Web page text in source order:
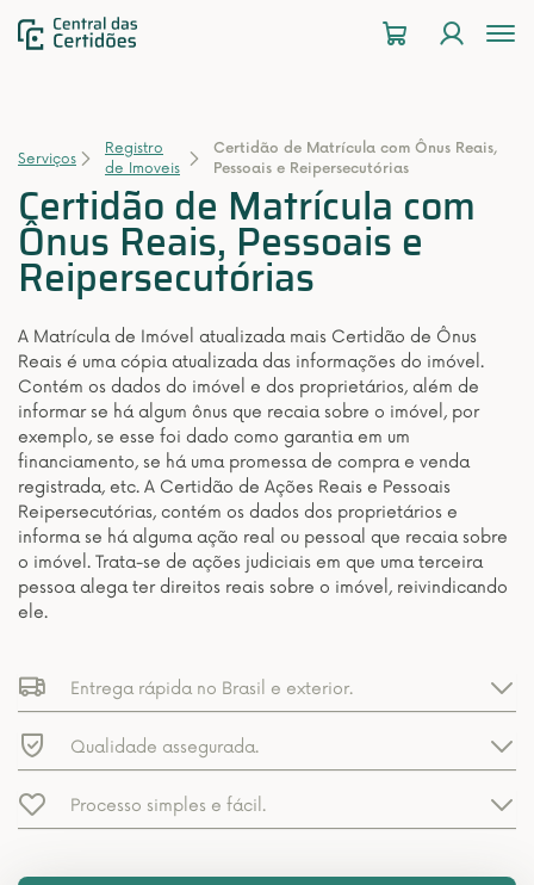
Serviços
Registro
de Imoveis
Certidão de Matrícula com Ônus Reais,
Pessoais e Reipersecutórias
Certidão de Matrícula com
Ônus Reais, Pessoais e
Reipersecutórias
A Matrícula de Imóvel atualizada mais Certidão de Ônus
Reais é uma cópia atualizada das informações do imóvel.
Contém os dados do imóvel e dos proprietários, além de
informar se há algum ônus que recaia sobre o imóvel, por
exemplo, se esse foi dado como garantia em um
financiamento, se há uma promessa de compra e venda
registrada, etc. A Certidão de Ações Reais e Pessoais
Reipersecutórias, contém os dados dos proprietários e
informa se há alguma ação real ou pessoal que recaia sobre
o imóvel. Trata-se de ações judiciais em que uma terceira
pessoa alega ter direitos reais sobre o imóvel, reivindicando
ele.
Entrega rápida no Brasil e exterior.
Qualidade assegurada.
Processo simples e fácil.